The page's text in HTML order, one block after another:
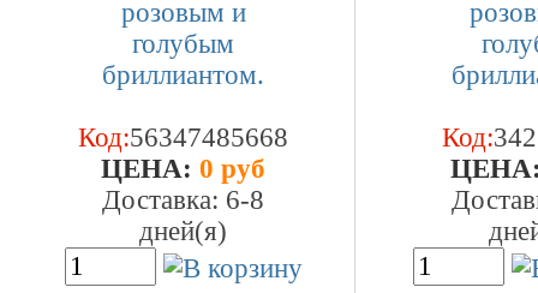
Код:56347485668
ЦEHA: 0 руб
Доставка: 6-8
дней(я)
Код: